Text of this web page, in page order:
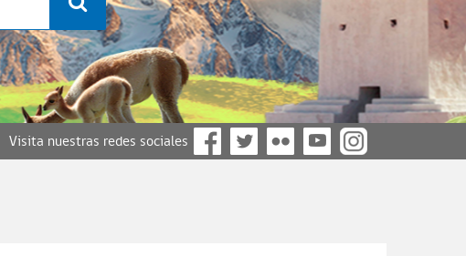
Visita nuestras redes sociales